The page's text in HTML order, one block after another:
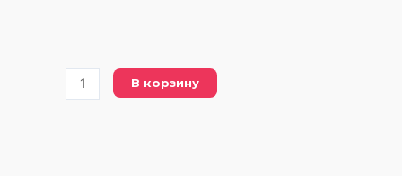
Количество
товара
В корзину